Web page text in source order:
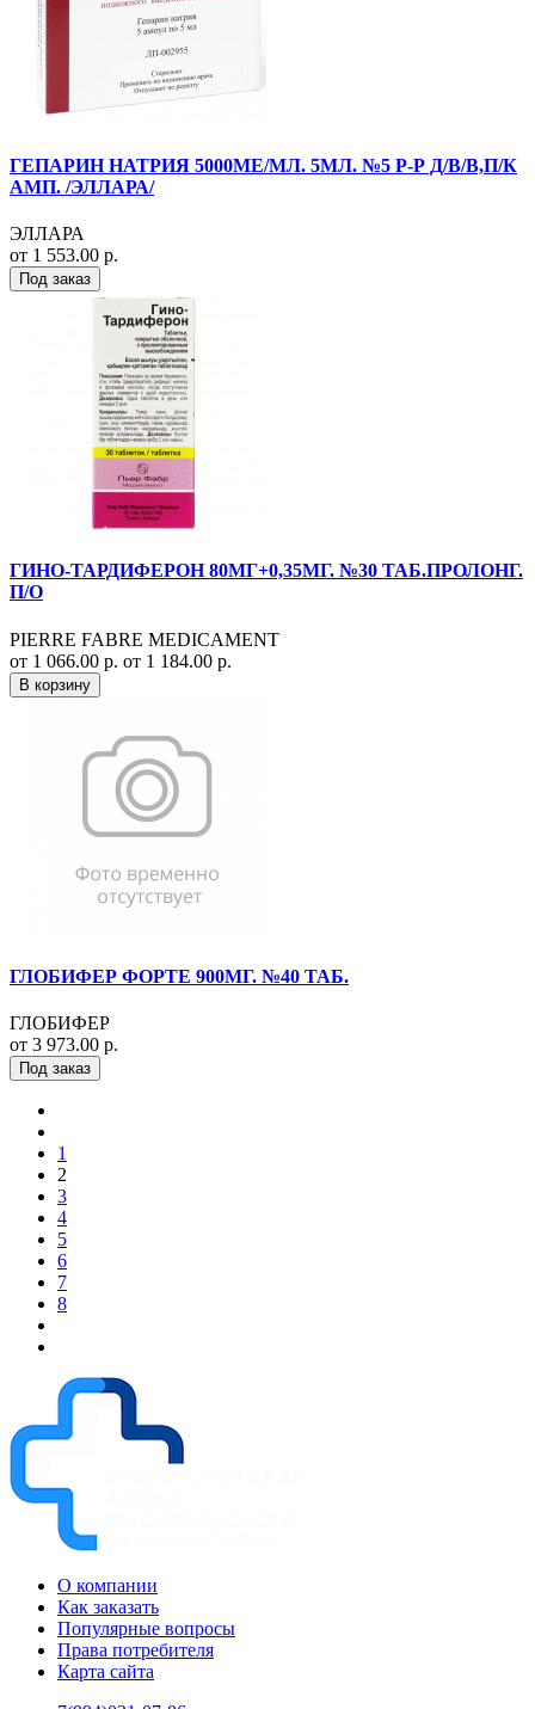
ГЕПАРИН НАТРИЯ 5000МЕ/МЛ. 5МЛ. №5 Р-Р Д/В/В,П/К
АМП. /ЭЛЛАРА/
ЭЛЛАРА
от 1 553.00 р.
Под заказ
ГИНО-ТАРДИФЕРОН 80МГ+0,35МГ. №30 ТАБ.ПРОЛОНГ.
П/О
PIERRE FABRE MEDICAMENT
от 1 066.00 р. от 1 184.00 р.
В корзину
ГЛОБИФЕР ФОРТЕ 900МГ. №40 ТАБ.
ГЛОБИФЕР
от 3 973.00 р.
Под заказ
1
2
3
4
5
6
7
8
О компании
Как заказать
Популярные вопросы
Права потребителя
Карта сайта